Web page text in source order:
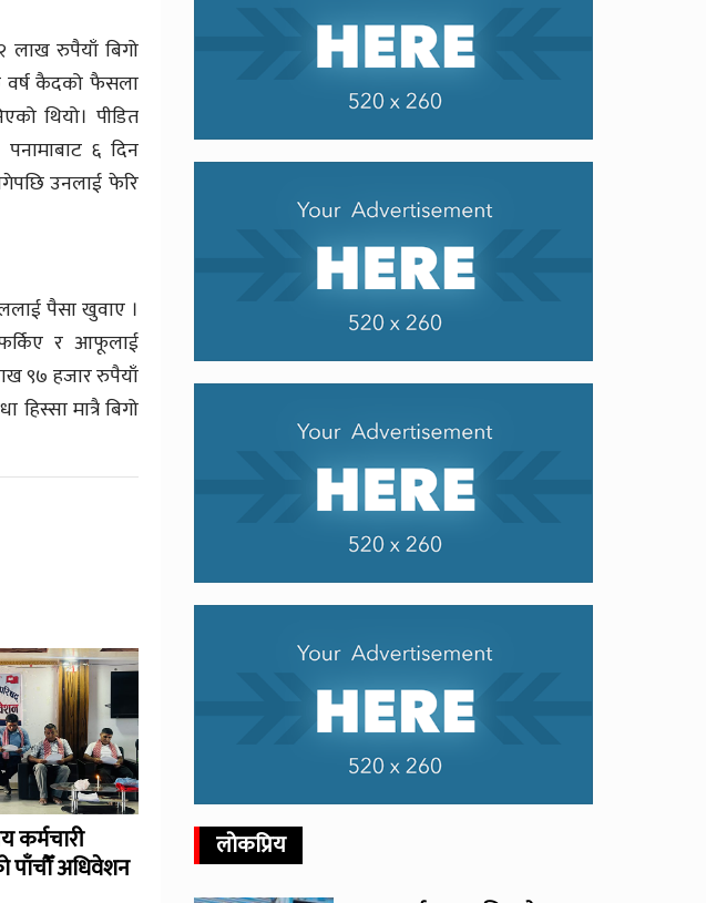
लाख रुपैयाँ बिगो
वर्ष कैदको फैसला
थियो। पीडित
६ दिन
उनलाई फेरि
पैसा खुवाए ।
र आफूलाई
९७ हजार रुपैयाँ
मात्रै बिगो
कर्मचारी
पाँचौँ अधिवेशन
लोकप्रिय